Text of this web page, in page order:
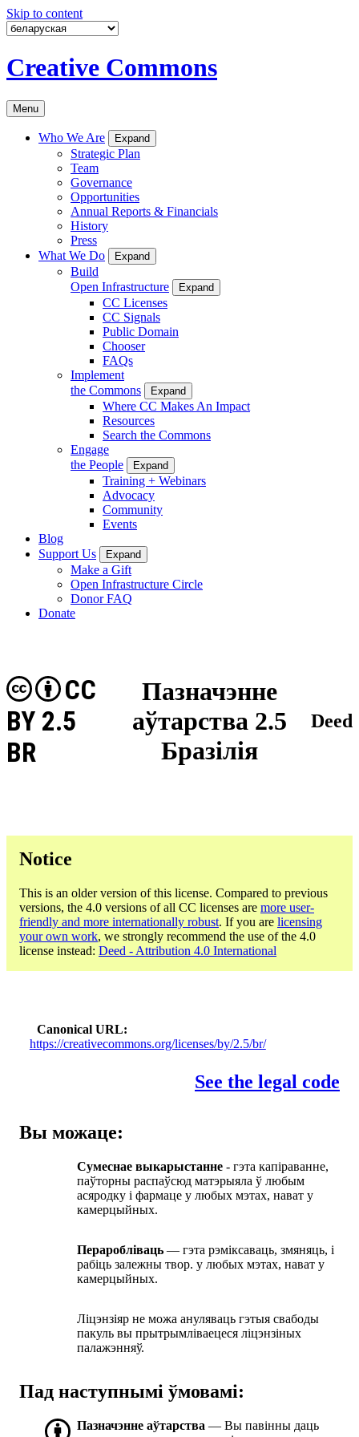
Skip to content
Creative Commons
Menu
Who We Are Expand
Strategic Plan
Team
Governance
Opportunities
Annual Reports & Financials
History
Press
What We Do
Expand
Build
Open Infrastructure
Expand
CC Licenses
CC Signals
Public Domain
Chooser
FAQs
Implement
the Commons
Expand
Where CC Makes An Impact
Resources
Search the Commons
Engage
the People
Expand
Training + Webinars
Advocacy
Community
Events
Blog
Support Us
Expand
Make a Gift
Open Infrastructure Circle
Donor FAQ
Donate
Пазначэнне
аўтарства 2.5
Бразілія
CC
BY 2.5
BR
Deed
Notice
This is an older version of this license. Compared to previous
versions, the 4.0 versions of all CC licenses are more user-
friendly and more internationally robust. If you are licensing
your own work, we strongly recommend the use of the 4.0
license instead: Deed - Attribution 4.0 International
Canonical URL
https://creativecommons.org/licenses/by/2.5/br/
See the legal code
Вы можаце:
Сумеснае выкарыстанне - гэта капіраванне,
паўторны распаўсюд матэрыяла ў любым
асяродку і фармаце у любых мэтах, нават у
камерцыйных.
Пераробліваць — гэта рэміксаваць, змяняць, і
рабіць залежны твор. у любых мэтах, нават у
камерцыйных.
Ліцэнзіяр не можа ануляваць гэтыя свабоды
пакуль вы прытрымліваецеся ліцэнзіных
палажэнняў.
Пад наступнымі ўмовамі:
Пазначэнне аўтарства — Вы павінны даць